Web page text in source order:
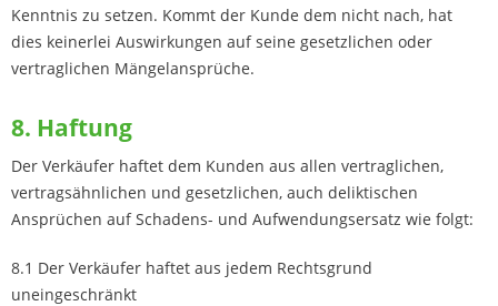
Kenntnis zu setzen. Kommt der Kunde dem nicht nach, hat
dies keinerlei Auswirkungen auf seine gesetzlichen oder
vertraglichen Mängelansprüche.
8. Haftung
Der Verkäufer haftet dem Kunden aus allen vertraglichen,
vertragsähnlichen und gesetzlichen, auch deliktischen
Ansprüchen auf Schadens- und Aufwendungsersatz wie folgt:
8.1 Der Verkäufer haftet aus jedem Rechtsgrund
uneingeschränkt